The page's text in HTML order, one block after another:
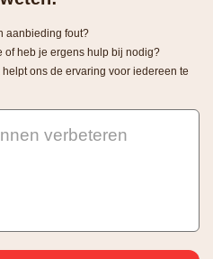
aanbieding fout?
of heb je ergens hulp bij nodig?
ons de ervaring voor iedereen te
verbeteren